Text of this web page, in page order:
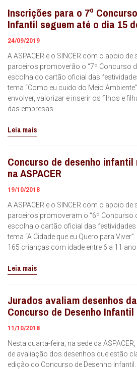
Inscrições para o 7º
Infantil seguem até o dia 15
24/09/2019
A ASPACER e o SINCER com o apoio
parceiros promoverão o “7º Concurso
escolha do cartão oficial das
tema “Como eu cuido do Meio
envolver, valorizar e inserir os filhos e
das empresas
Leia mais
Concurso de desenho infantil
na ASPACER
19/10/2018
A ASPACER e o SINCER com o apoio
parceiros promoveram o “6º Concurso
escolha o cartão oficial das
tema “A Cidade que eu Quero para
165 crianças com idade entre 6 a 11
Leia mais
Jurados avaliam desenhos
Concurso de Desenho Infantil
11/10/2018
Nesta quarta-feira, na sede da
de avaliação dos desenhos que estão
edição do Concurso de Desenho